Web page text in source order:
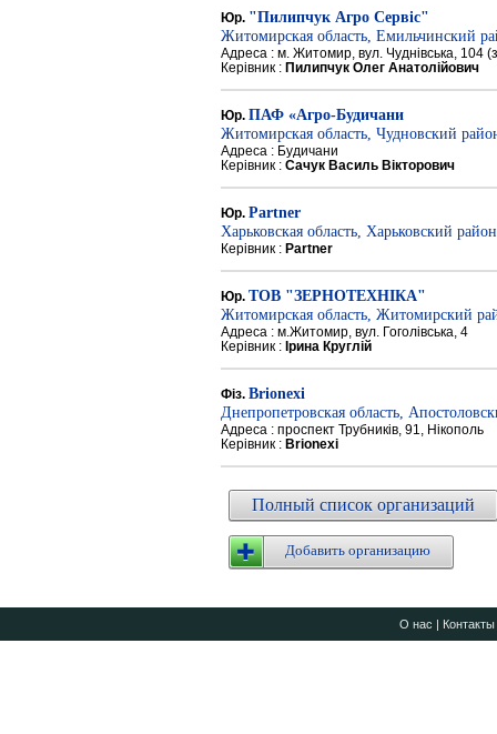
Юр. "Пилипчук Агро Сервіс"
Житомирская область, Емильчинский
Адреса : м. Житомир, вул. Чуднівська, 104
Керівник : Пилипчук Олег Анатолійович
Юр. ПАФ «Агро-Будичани
Житомирская область, Чудновский
Адреса : Будичани
Керівник : Сачук Василь Вікторович
Юр. Partner
Харьковская область, Харьковский район
Керівник : Partner
Юр. ТОВ "ЗЕРНОТЕХНІКА"
Житомирская область, Житомирский
Адреса : м.Житомир, вул. Гоголівська, 4
Керівник : Ірина Круглій
Фіз. Brionexi
Днепропетровская область,
Адреса : проспект Трубників, 91, Нікополь
Керівник : Brionexi
Полный список организаций
Добавить организацию
О нас | Контакты